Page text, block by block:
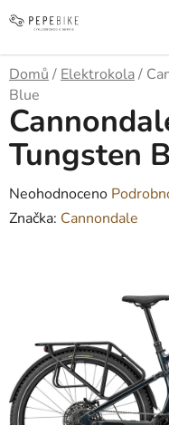
na
Domů / Elektrokola/
Blue
Tungsten
Průměrné
hodnocení
hvězdiček.
Neohodnoceno
Značka: Cannondale